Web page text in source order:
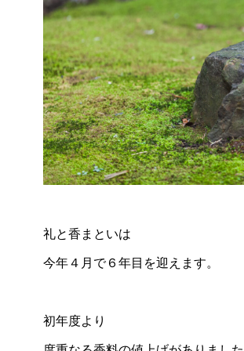
礼と香まといは
今年４月で６年目を迎えます。
初年度より